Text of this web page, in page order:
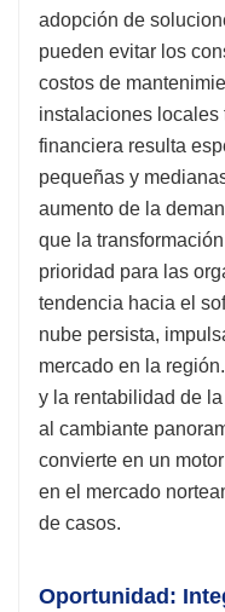
adopción de
pueden evitar los
costos de
instalaciones
financiera resulta
pequeñas y
aumento de la
que la
prioridad para las
tendencia hacia el
nube persista,
mercado en la
y la rentabilidad de
al cambiante
convierte en un
en el mercado
de casos.
Oportunidad: